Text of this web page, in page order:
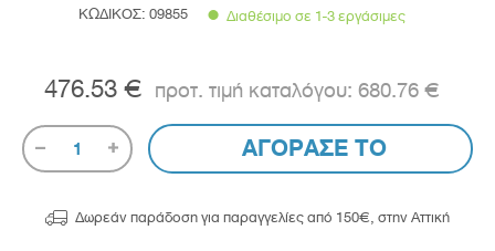
ΚΩΔΙΚΟΣ: 09855 Διαθέσιμο σε 1-3 εργάσιμες
476.53 € 680.76 €
1 ΑΓΟΡΑΣΕ ΤΟ
 Δωρεάν παράδοση για παραγγελίες από 150€, στην Αττική